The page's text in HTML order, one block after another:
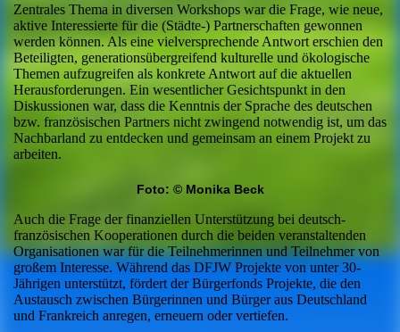
Zentrales Thema in diversen Workshops war die Frage, wie neue,
aktive Interessierte für die (Städte-) Partnerschaften gewonnen
werden können. Als eine vielversprechende Antwort erschien den
Beteiligten, generationsübergreifend kulturelle und ökologische
Themen aufzugreifen als konkrete Antwort auf die aktuellen
Herausforderungen. Ein wesentlicher Gesichtspunkt in den
Diskussionen war, dass die Kenntnis der Sprache des deutschen
bzw. französischen Partners nicht zwingend notwendig ist, um das
Nachbarland zu entdecken und gemeinsam an einem Projekt zu
arbeiten.
Foto: © Monika Beck
Auch die Frage der finanziellen Unterstützung bei deutsch-
französischen Kooperationen durch die beiden veranstaltenden
Organisationen war für die Teilnehmerinnen und Teilnehmer von
großem Interesse. Während das DFJW Projekte von unter 30-
Jährigen unterstützt, fördert der Bürgerfonds Projekte, die den
Austausch zwischen Bürgerinnen und Bürger aus Deutschland
und Frankreich anregen, erneuern oder vertiefen.